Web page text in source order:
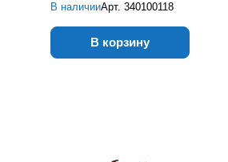
В наличииАрт. 340100118
В корзину